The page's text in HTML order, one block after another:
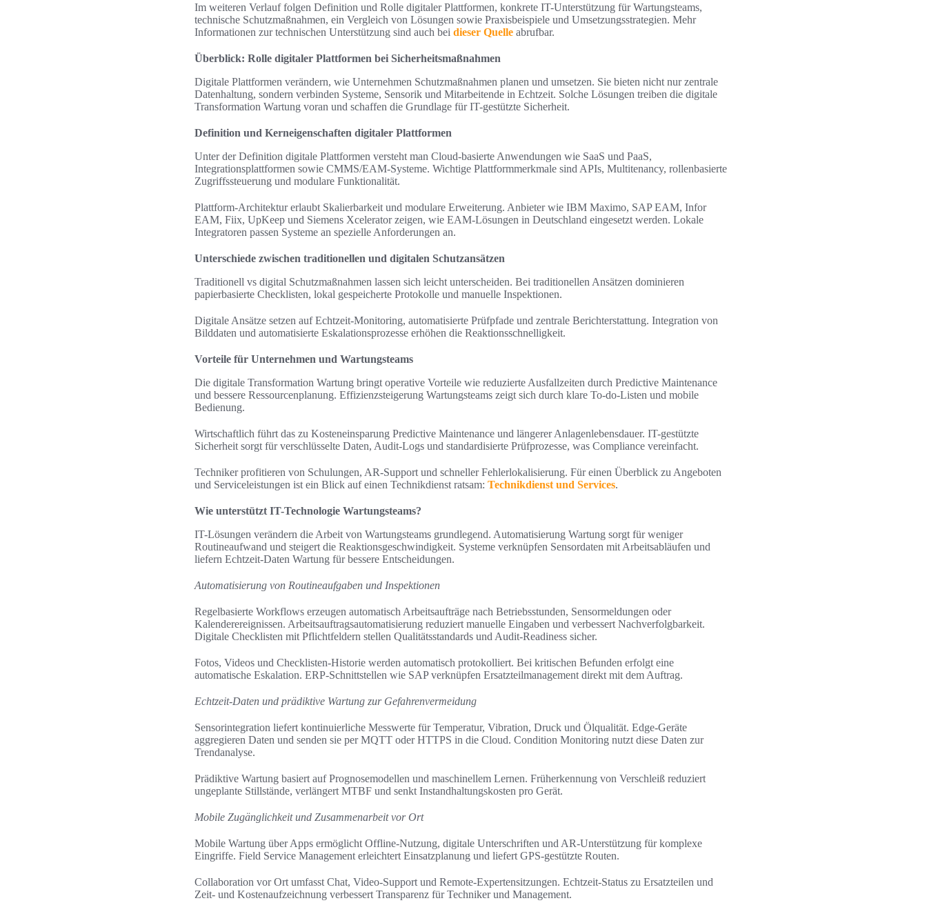
Im weiteren Verlauf folgen Definition und Rolle digitaler Plattformen, konkrete IT-Unterstützung für Wartungsteams,
technische Schutzmaßnahmen, ein Vergleich von Lösungen sowie Praxisbeispiele und Umsetzungsstrategien. Mehr
Informationen zur technischen Unterstützung sind auch bei dieser Quelle abrufbar.
Überblick: Rolle digitaler Plattformen bei Sicherheitsmaßnahmen
Digitale Plattformen verändern, wie Unternehmen Schutzmaßnahmen planen und umsetzen. Sie bieten nicht nur zentrale
Datenhaltung, sondern verbinden Systeme, Sensorik und Mitarbeitende in Echtzeit. Solche Lösungen treiben die digitale
Transformation Wartung voran und schaffen die Grundlage für IT-gestützte Sicherheit.
Definition und Kerneigenschaften digitaler Plattformen
Unter der Definition digitale Plattformen versteht man Cloud-basierte Anwendungen wie SaaS und PaaS,
Integrationsplattformen sowie CMMS/EAM-Systeme. Wichtige Plattformmerkmale sind APIs, Multitenancy, rollenbasierte
Zugriffssteuerung und modulare Funktionalität.
Plattform-Architektur erlaubt Skalierbarkeit und modulare Erweiterung. Anbieter wie IBM Maximo, SAP EAM, Infor
EAM, Fiix, UpKeep und Siemens Xcelerator zeigen, wie EAM-Lösungen in Deutschland eingesetzt werden. Lokale
Integratoren passen Systeme an spezielle Anforderungen an.
Unterschiede zwischen traditionellen und digitalen Schutzansätzen
Traditionell vs digital Schutzmaßnahmen lassen sich leicht unterscheiden. Bei traditionellen Ansätzen dominieren
papierbasierte Checklisten, lokal gespeicherte Protokolle und manuelle Inspektionen.
Digitale Ansätze setzen auf Echtzeit-Monitoring, automatisierte Prüfpfade und zentrale Berichterstattung. Integration von
Bilddaten und automatisierte Eskalationsprozesse erhöhen die Reaktionsschnelligkeit.
Vorteile für Unternehmen und Wartungsteams
Die digitale Transformation Wartung bringt operative Vorteile wie reduzierte Ausfallzeiten durch Predictive Maintenance
und bessere Ressourcenplanung. Effizienzsteigerung Wartungsteams zeigt sich durch klare To-do-Listen und mobile
Bedienung.
Wirtschaftlich führt das zu Kosteneinsparung Predictive Maintenance und längerer Anlagenlebensdauer. IT-gestützte
Sicherheit sorgt für verschlüsselte Daten, Audit-Logs und standardisierte Prüfprozesse, was Compliance vereinfacht.
Techniker profitieren von Schulungen, AR-Support und schneller Fehlerlokalisierung. Für einen Überblick zu Angeboten
und Serviceleistungen ist ein Blick auf einen Technikdienst ratsam: Technikdienst und Services.
Wie unterstützt IT-Technologie Wartungsteams?
IT-Lösungen verändern die Arbeit von Wartungsteams grundlegend. Automatisierung Wartung sorgt für weniger
Routineaufwand und steigert die Reaktionsgeschwindigkeit. Systeme verknüpfen Sensordaten mit Arbeitsabläufen und
liefern Echtzeit-Daten Wartung für bessere Entscheidungen.
Automatisierung von Routineaufgaben und Inspektionen
Regelbasierte Workflows erzeugen automatisch Arbeitsaufträge nach Betriebsstunden, Sensormeldungen oder
Kalenderereignissen. Arbeitsauftragsautomatisierung reduziert manuelle Eingaben und verbessert Nachverfolgbarkeit.
Digitale Checklisten mit Pflichtfeldern stellen Qualitätsstandards und Audit-Readiness sicher.
Fotos, Videos und Checklisten-Historie werden automatisch protokolliert. Bei kritischen Befunden erfolgt eine
automatische Eskalation. ERP-Schnittstellen wie SAP verknüpfen Ersatzteilmanagement direkt mit dem Auftrag.
Echtzeit-Daten und prädiktive Wartung zur Gefahrenvermeidung
Sensorintegration liefert kontinuierliche Messwerte für Temperatur, Vibration, Druck und Ölqualität. Edge-Geräte
aggregieren Daten und senden sie per MQTT oder HTTPS in die Cloud. Condition Monitoring nutzt diese Daten zur
Trendanalyse.
Prädiktive Wartung basiert auf Prognosemodellen und maschinellem Lernen. Früherkennung von Verschleiß reduziert
ungeplante Stillstände, verlängert MTBF und senkt Instandhaltungskosten pro Gerät.
Mobile Zugänglichkeit und Zusammenarbeit vor Ort
Mobile Wartung über Apps ermöglicht Offline-Nutzung, digitale Unterschriften und AR-Unterstützung für komplexe
Eingriffe. Field Service Management erleichtert Einsatzplanung und liefert GPS-gestützte Routen.
Collaboration vor Ort umfasst Chat, Video-Support und Remote-Expertensitzungen. Echtzeit-Status zu Ersatzteilen und
Zeit- und Kostenaufzeichnung verbessert Transparenz für Techniker und Management.